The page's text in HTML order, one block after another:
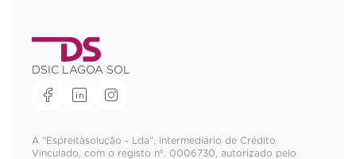
DSIC LAGOA SOL
A “Espreitàsolução - Lda”, Intermediário de Crédito
Vinculado, com o registo nº. 0006730, autorizado pelo